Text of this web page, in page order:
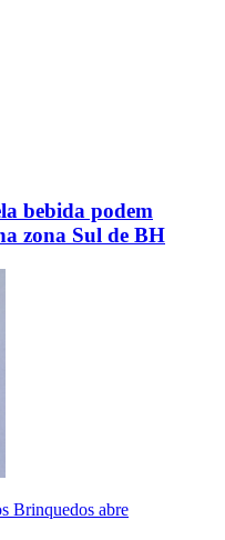
bebida podem
zona Sul de BH
Brinquedos abre